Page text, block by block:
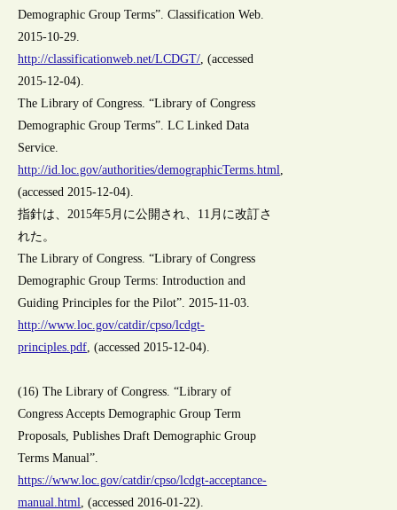
Demographic Group Terms”. Classification Web.
2015-10-29.
http://classificationweb.net/LCDGT/ , (accessed
2015-12-04).
The Library of Congress. “Library of Congress
Demographic Group Terms”. LC Linked Data
Service.
http://id.loc.gov/authorities/demographicTerms.html
(accessed 2015-12-04).
指針は、2015年5月に公開され、11月に改訂さ
れた。
The Library of Congress. “Library of Congress
Demographic Group Terms: Introduction and
Guiding Principles for the Pilot”. 2015-11-03.
http://www.loc.gov/catdir/cpso/lcdgt-
principles.pdf , (accessed 2015-12-04).
(16) The Library of Congress. “Library of
Congress Accepts Demographic Group Term
Proposals, Publishes Draft Demographic Group
Terms Manual”.
https://www.loc.gov/catdir/cpso/lcdgt-acceptance-
manual.html
, (accessed 2016-01-22).